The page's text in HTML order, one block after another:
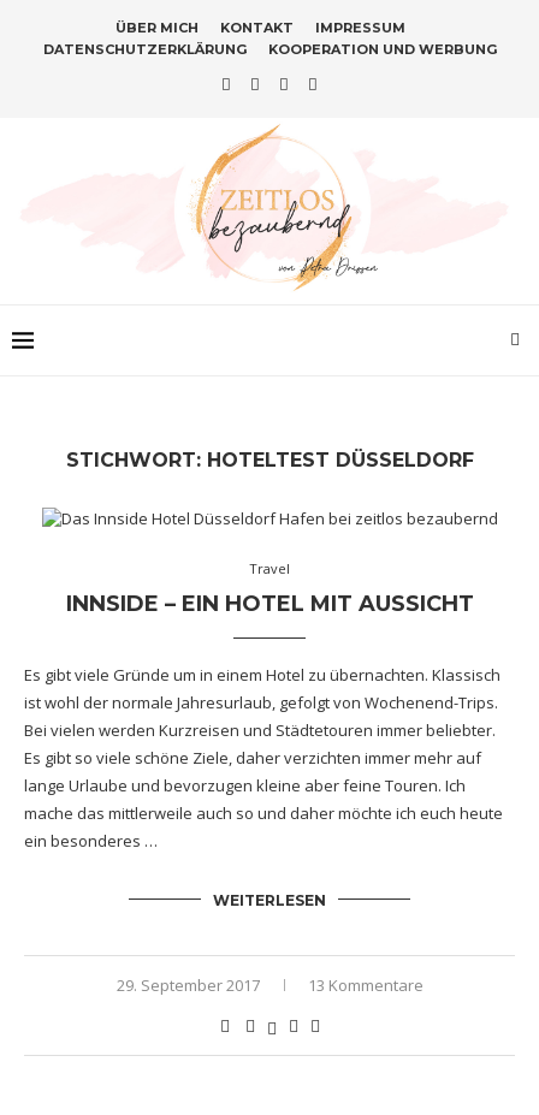
ÜBER MICH KONTAKT
IMPRESSUM
DATENSCHUTZERKLÄRUNG
KOOPERATION UND WERBUNG
STICHWORT: HOTELTEST DÜSSELDORF
Travel
INNSIDE – EIN HOTEL MIT AUSSICHT
Es gibt viele Gründe um in einem Hotel zu übernachten. Klassisch
ist wohl der normale Jahresurlaub, gefolgt von Wochenend-Trips.
Bei vielen werden Kurzreisen und Städtetouren immer beliebter.
Es gibt so viele schöne Ziele, daher verzichten immer mehr auf
lange Urlaube und bevorzugen kleine aber feine Touren. Ich
mache das mittlerweile auch so und daher möchte ich euch heute
ein besonderes …
WEITERLESEN
29. September 2017 13 Kommentare